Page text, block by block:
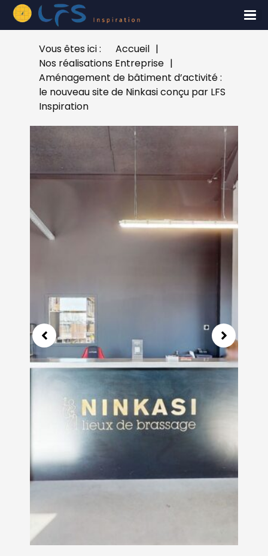
Vous êtes ici : Accueil |
Nos réalisations Entreprise |
Aménagement de bâtiment d’activité :
le nouveau site de Ninkasi conçu par LFS
Inspiration